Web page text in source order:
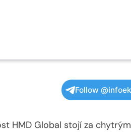
Follow
HMD Global stojí za